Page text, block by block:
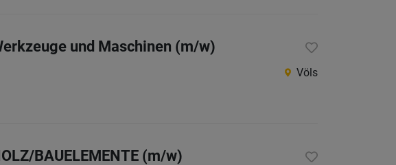
und Maschinen (m/w)
Völs
BAUELEMENTE (m/w)